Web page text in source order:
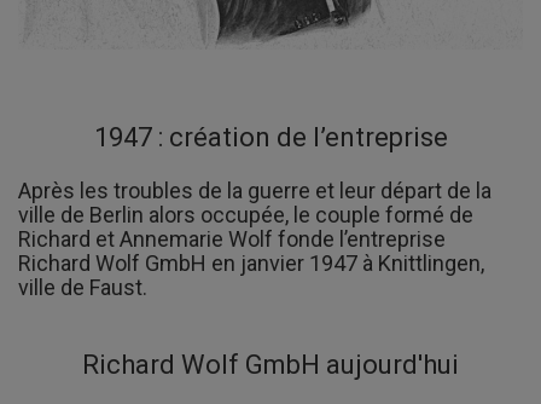
1947 : création de l’entreprise
Après les troubles de la guerre et leur départ de la
ville de Berlin alors occupée, le couple formé de
Richard et Annemarie Wolf fonde l’entreprise
Richard Wolf GmbH en janvier 1947 à Knittlingen,
ville de Faust.
Richard Wolf GmbH aujourd'hui